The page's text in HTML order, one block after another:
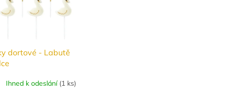
dortové - Labutě
Ihned k odeslání (1 ks)